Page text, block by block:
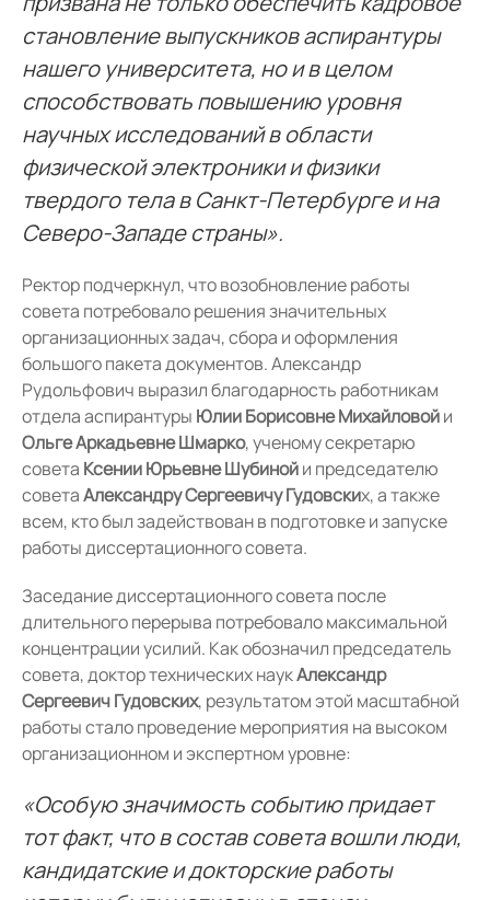
становление выпускников аспирантуры
нашего университета, но и в целом
способствовать повышению уровня
научных исследований в области
физической электроники и физики
твердого тела в Санкт-Петербурге и на
Северо-Западе страны».
Ректор подчеркнул, что возобновление работы
совета потребовало решения значительных
организационных задач, сбора и оформления
большого пакета документов. Александр
Рудольфович выразил благодарность работникам
отдела аспирантуры Юлии Борисовне Михайловойи
Ольге Аркадьевне Шмарко, ученому секретарю
совета Ксении Юрьевне Шубинойи председателю
советаАлександру Сергеевичу Гудовских, а также
всем, кто был задействован в подготовке и запуске
работы диссертационного совета.
Заседание диссертационного совета после
длительного перерыва потребовало максимальной
концентрации усилий. Как обозначил председатель
совета, доктор технических наукАлександр
Сергеевич Гудовских, результатом этой масштабной
работы стало проведение мероприятия на высоком
организационном и экспертном уровне:
«Особую значимость событию придает
тот факт, что в состав совета вошли люди,
кандидатские и докторские работы